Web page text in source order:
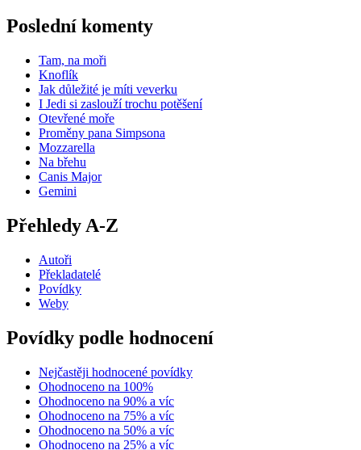
Poslední komenty
Tam, na moři
Knoflík
Jak důležité je míti veverku
I Jedi si zaslouží trochu potěšení
Otevřené moře
Proměny pana Simpsona
Mozzarella
Na břehu
Canis Major
Gemini
Přehledy A-Z
Autoři
Překladatelé
Povídky
Weby
Povídky podle hodnocení
Nejčastěji hodnocené povídky
Ohodnoceno na 100%
Ohodnoceno na 90% a víc
Ohodnoceno na 75% a víc
Ohodnoceno na 50% a víc
Ohodnoceno na 25% a víc